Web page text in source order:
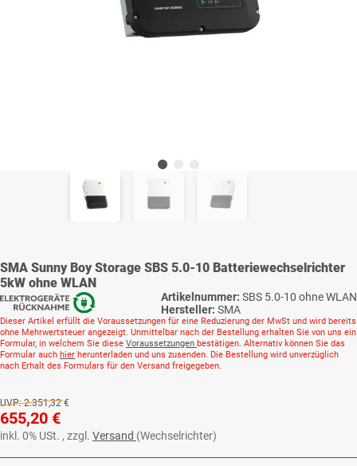
SMA Sunny Boy Storage SBS 5.0-10 Batteriewechselrichter
5kW ohne WLAN
Artikelnummer: SBS 5.0-10 ohne WLAN
Hersteller: SMA
Dieser Artikel erfüllt die Voraussetzungen für eine Reduzierung der MwSt und wird bereits
ohne Mehrwertsteuer angezeigt. Unmittelbar nach der Bestellung erhalten Sie von uns ein
Formular, in welchem Sie diese Voraussetzungen bestätigen. Alternativ können Sie das
Formular auch hier herunterladen und uns zusenden. Die Bestellung wird unverzüglich
nach Erhalt des Formulars für den Versand freigegeben.
UVP: 2.351,32 €
655,20 €
inkl. 0% USt. , zzgl. Versand (Wechselrichter)